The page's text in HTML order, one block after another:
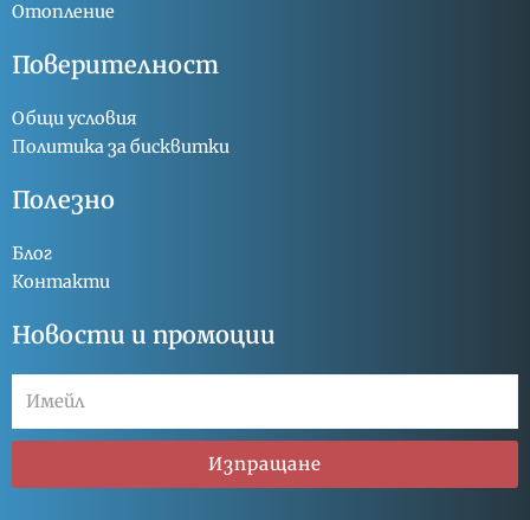
Отопление
Поверителност
Общи условия
Политика за бисквитки
Полезно
Блог
Контакти
Новости и промоции
Изпращане